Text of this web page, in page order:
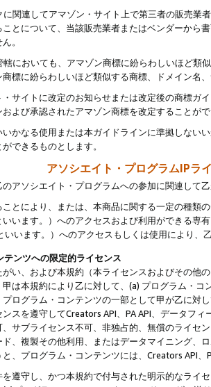
に関連してアマゾン・サイト上で第三者の販売
とについて、当該販売業者またはベンダーから
。
轄においても、アマゾン商標に紛らわしいほど類
標に紛らわしいほど類似する商標、ドメイン名
サイトに改定のお知らせまたは改定後の商標ガ
よび承認されたアマゾン商標を改定することが
かなる使用または本ガイドラインに準拠しない
できるものとします。
アソシエイト・プログラムIPラ
アソシエイト・プログラムへの参加に関連して
ことにより、または、本商品に関する一定の種類
いいます。）へのアクセスおよび利用ができる専
いいます。）へのアクセスもしくは使用により
テンツへの限定的ライセンス
い、および本規約（本ライセンスおよびその他
は本規約により乙に対して、(a) プログラム・
ログラム・コンテンツの一部として甲が乙に対
スを遵守してCreators API、PA API、データフ
サブライセンス不可、非独占的、無償のライセ
、複製その他利用、またはデータマイニング、
、プログラム・コンテンツには、Creators API
を遵守し、かつ本規約で付与された明示的なライ